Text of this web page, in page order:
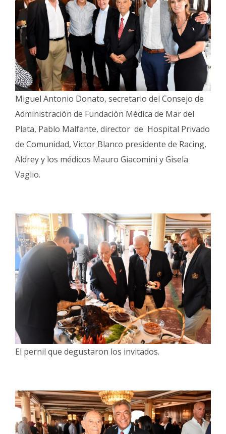
Miguel Antonio Donato, secretario del Consejo de
Administración de Fundación Médica de Mar del
Plata, Pablo Malfante, director de Hospital Privado
de Comunidad, Victor Blanco presidente de Racing,
Aldrey y los médicos Mauro Giacomini y Gisela
Vaglio.
El pernil que degustaron los invitados.